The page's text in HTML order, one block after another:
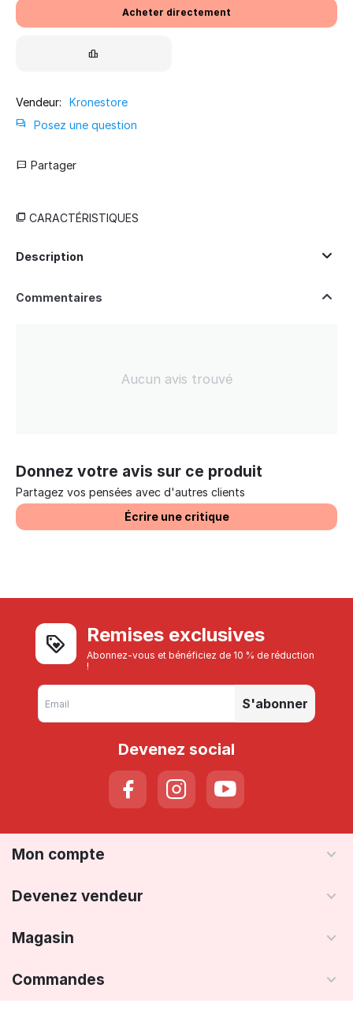
Acheter directement
Vendeur:
Kronestore
Posez une question
Partager
CARACTÉRISTIQUES
Description
Commentaires
Aucun avis trouvé
Donnez votre avis sur ce produit
Partagez vos pensées avec d'autres clients
Écrire une critique
Remises exclusives
Abonnez-vous et bénéficiez de 10 % de réduction
!
S'abonner
Devenez social
Mon compte
Devenez vendeur
Magasin
Commandes